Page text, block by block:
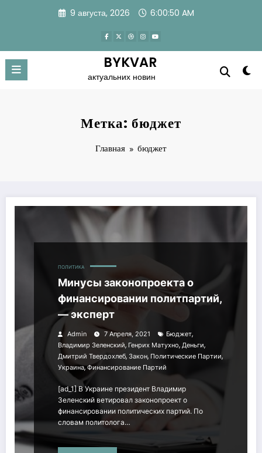
9 августа, 2026 6:00:51 AM
BYKVAR
актуальних новин
Метка: бюджет
Главная бюджет
ПОЛИТИКА
Минусы законопроекта о
финансировании политпартий,
— эксперт
Admin 7 Апреля, 2021 Бюджет,
Владимир Зеленский, Генрих Матухно, Деньги,
Дмитрий Твердохлеб, Закон, Политические Партии,
Украина,Финансирование Партий
[ad_1] В Украине президент Владимир
Зеленский ветировал законопроект о
финансировании политических партий. По
словам политолога…